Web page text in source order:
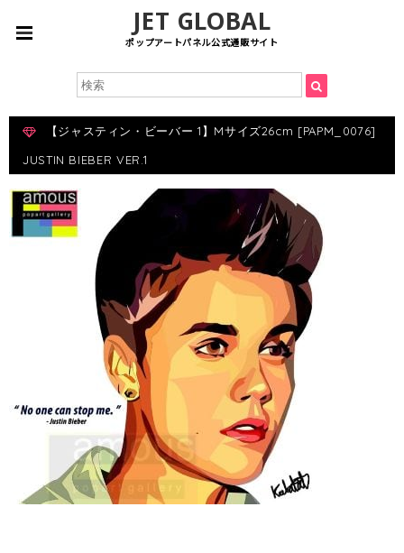
JET GLOBAL
ポップアートパネル公式通販サイト
【ジャスティン・ビーバー 1】Mサイズ26cm [PAPM_0076]
JUSTIN BIEBER VER.1